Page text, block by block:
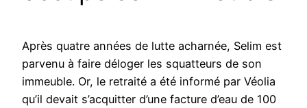
Après quatre années de lutte acharnée, Selim est
parvenu à faire déloger les squatteurs de son
immeuble. Or, le retraité a été informé par Véolia
qu’il devait s’acquitter d’une facture d’eau de 100